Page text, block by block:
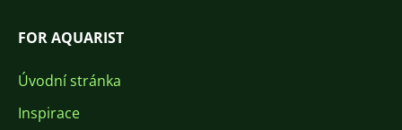
FOR AQUARIST
Úvodní stránka
Inspirace